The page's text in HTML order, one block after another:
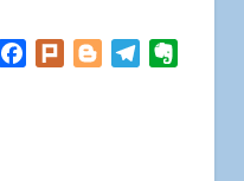
Facebook
Plurk BloggerTelegram